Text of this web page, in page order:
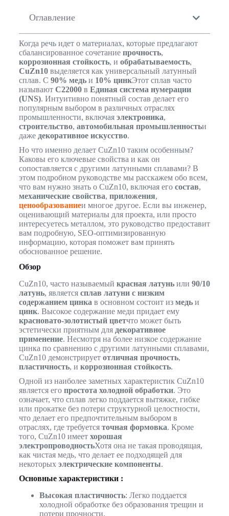
Оглавление
Когда речь идет о материалах, которые предлагают
сбалансированное сочетание прочность,
коррозионная стойкость, и обрабатываемость,
CuZn10выделяется как универсальный латунный
сплав. С 90% медьи 10% цинкЭтот сплав часто
называют C22000в Единая система нумерации
(UNS). Интуитивно понятный состав делает его
популярным выбором в различных отраслях
промышленности, включая электроника,
строительство, автомобильная промышленностьи
даже декоративное искусство.
Но что именно делает CuZn10 таким особенным?
Каковы его ключевые свойства и как он
сопоставляется с другими латунными сплавами? В
этом подробном руководстве мы расскажем обо всем,
что вам нужно знать о CuZn10, включая его состав,
механические свойства, приложения,
ценообразованиеи многое другое. Если вы инженер,
оценивающий материалы для проекта, или просто
интересуетесь металлом, это руководство предоставит
вам подробную, SEO-оптимизированную
информацию, которая поможет вам принять
обоснованное решение.
Обзор
CuZn10, часто называемый красная латуньили 90/10
латунь, является сплав латуни с низким
содержанием цинка в основном состоит из медьи
цинк. Высокое содержание меди придает ему
красновато-золотистый цветчто может быть
эстетически приятным для декоративное
применение. Несмотря на более низкое содержание
цинка по сравнению с другими латунными сплавами,
CuZn10 демонстрирует отличная прочность,
пластичность, и коррозионная стойкость.
Одной из наиболее заметных характеристик CuZn10
является его простота холодной обработки. Это
означает, что сплав легко поддается вытяжке, гибке
или прокатке без потери структурной целостности,
что делает его предпочтительным выбором в
отраслях, где требуется точная формовка. Кроме
того, CuZn10 имеет хорошая
электропроводностьХотя она не такая проводящая,
как чистая медь, что делает ее подходящей для
некоторых электрические компоненты.
Основные характеристики :
Высокая пластичность: Легко поддается
холодной обработке без образования трещин и
потери прочности.